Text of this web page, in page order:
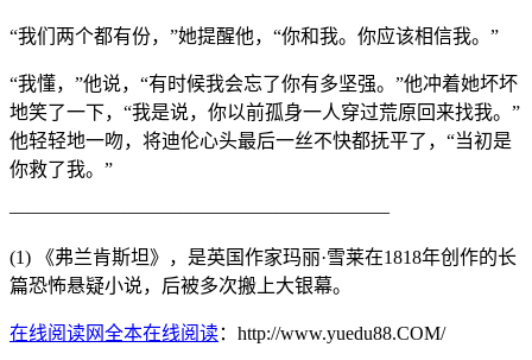
“我们两个都有份，”她提醒他，“你和我。你应该相信我。”
“我懂，”他说，“有时候我会忘了你有多坚强。”他冲着她坏坏
地笑了一下，“我是说，你以前孤身一人穿过荒原回来找我。”
他轻轻地一吻，将迪伦心头最后一丝不快都抚平了，“当初是
你救了我。”
————————————————————
(1) 《弗兰肯斯坦》，是英国作家玛丽·雪莱在1818年创作的长
篇恐怖悬疑小说，后被多次搬上大银幕。
在线阅读网全本在线阅读：http://www.yuedu88.COM/